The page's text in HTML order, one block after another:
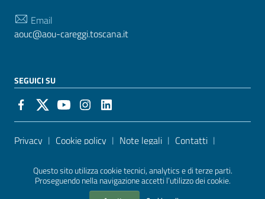
Questo sito utilizza cookie tecnici, analytics e di terze parti.
Proseguendo nella navigazione accetti l’utilizzo dei cookie.
Email
aouc@aou-careggi.toscana.it
SEGUICI SU
Sezione Link Utili
Privacy | Cookie policy | Note legali | Contatti |
grafico ItaliaWP2 | Basato sul Prototipo per siti PA di